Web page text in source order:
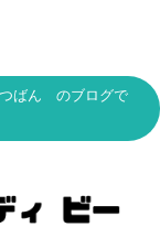
ばん のブログで